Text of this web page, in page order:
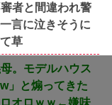
者と間違われ警
言に泣きそうに
草
。モデルハウス
」と煽ってきた